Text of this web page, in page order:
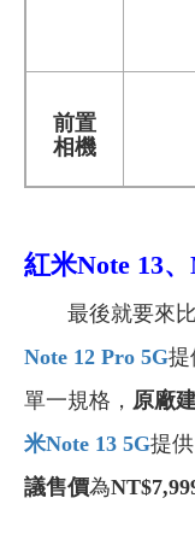
前置
相機
紅米Note 13
最後就要來比
Note 12 Pro 5G提
單一規格， 原廠
米Note 13 5G提供
議售價為